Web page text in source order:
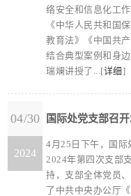
络安全和信息化工
《中华人民共和国
教育法》《中国共
结合典型案例和身
瑞斓讲授了...[详细]
04/30
2024
国际处党支部召
4月25日下午，国际
2024年第四次支部
持，支部全体党员
了中共中央办公厅